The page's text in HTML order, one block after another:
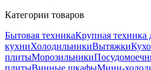
Категории товаров
Бытовая техникаКрупная техника
кухниХолодильникиВытяжки
плитыМорозильники
плитыВинные шкафыМини-